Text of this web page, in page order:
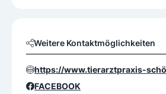
Weitere Kontaktmöglichkeiten
https://www.tierarztpraxis-
FACEBOOK